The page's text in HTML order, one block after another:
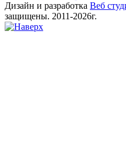
Дизайн и разработка Веб
защищены. 2011-2026г.